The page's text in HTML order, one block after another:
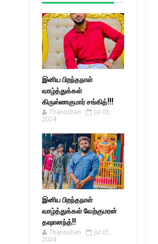
இனிய பிறந்தநாள்
வாழ்த்துக்கள்
கிருஸ்ணகுமார் சங்கித்!!!
Thanoshan
Jul 03,
2024
இனிய பிறந்தநாள்
வாழ்த்துக்கள் வேற்குமரன்
தஷானந்த்!!
Thanoshan
Jul 01,
2024